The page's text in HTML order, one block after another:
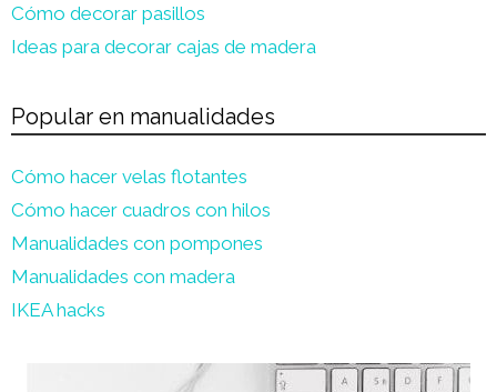
Cómo decorar pasillos
Ideas para decorar cajas de madera
Popular en manualidades
Cómo hacer velas flotantes
Cómo hacer cuadros con hilos
Manualidades con pompones
Manualidades con madera
IKEA hacks